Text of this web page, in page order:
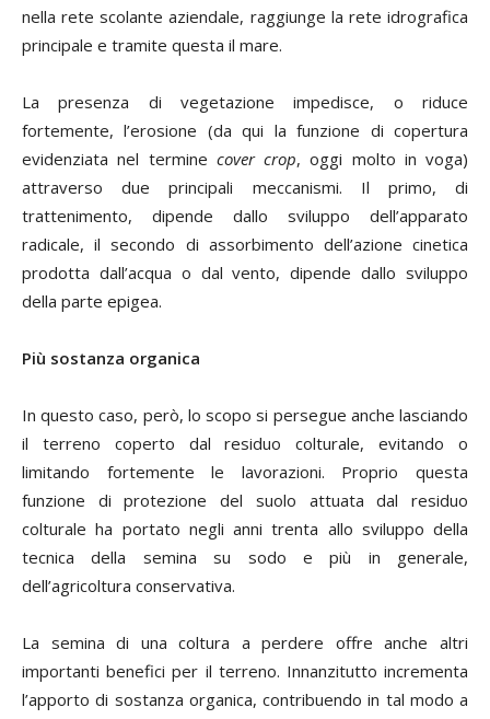
nella rete scolante aziendale, raggiunge la rete idrografica
principale e tramite questa il mare.
La presenza di vegetazione impedisce, o riduce
fortemente, l’erosione (da qui la funzione di copertura
evidenziata nel termine cover crop, oggi molto in voga)
attraverso due principali meccanismi. Il primo, di
trattenimento, dipende dallo sviluppo dell’apparato
radicale,il secondo di assorbimento dell’azione cinetica
prodotta dall’acqua o dal vento, dipende dallo sviluppo
della parte epigea.
Più sostanza organica
In questo caso, però, lo scopo si persegue anche lasciando
il terreno coperto dal residuo colturale, evitando o
limitando fortemente le lavorazioni. Proprio questa
funzione di protezione del suolo attuata dal residuo
colturale ha portato negli anni trenta allo sviluppo della
tecnica della semina su sodo e più in generale,
dell’agricoltura conservativa.
La semina di una coltura a perdere offre anche altri
importanti benefici per il terreno. Innanzitutto incrementa
l’apporto di sostanza organica, contribuendo in tal modo a